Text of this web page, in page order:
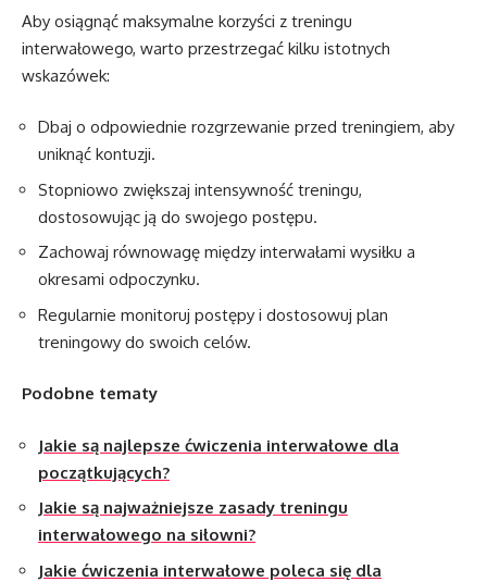
Aby osiągnąć maksymalne korzyści z treningu
interwałowego, warto przestrzegać kilku istotnych
wskazówek:
Dbaj o odpowiednie rozgrzewanie przed treningiem, aby
uniknąć kontuzji.
Stopniowo zwiększaj intensywność treningu,
dostosowując ją do swojego postępu.
Zachowaj równowagę między interwałami wysiłku a
okresami odpoczynku.
Regularnie monitoruj postępy i dostosowuj plan
treningowy do swoich celów.
Podobne tematy
Jakie są najlepsze ćwiczenia interwałowe dla
początkujących?
Jakie są najważniejsze zasady treningu
interwałowego na siłowni?
Jakie ćwiczenia interwałowe poleca się dla